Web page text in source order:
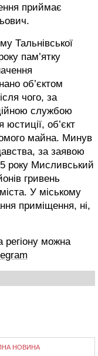
приймає
Тальнівської
пам’ятку
об’єктом
чого, за
службою
юстиції, об’єкт
майна. Минув
за заявою
року Мисливський
гривень
У міському
приміщення, ні,
регіону можна
НОВИНА